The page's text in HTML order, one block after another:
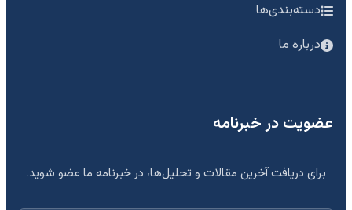
دسته‌بندی‌ها
درباره ما
عضویت در خبرنامه
برای دریافت آخرین مقالات و تحلیل‌ها، در خبرنامه ما عضو شوید.